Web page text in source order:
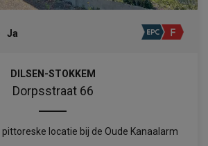
Ja
DILSEN-STOKKEM
Dorpsstraat 66
locatie bij de Oude Kanaalarm